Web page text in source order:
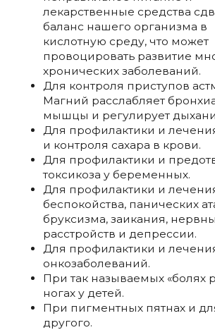
лекарственные средства
баланс нашего организма в
кислотную среду, что может
провоцировать развитие
хронических заболеваний.
Для контроля приступов
Магний расслабляет
мышцы и регулирует
Для профилактики и
и контроля сахара в крови.
Для профилактики и
токсикоза у беременных.
Для профилактики и
беспокойства, панических
бруксизма, заикания,
расстройств и депрессии.
Для профилактики и
онкозаболеваний.
При так называемых «болях
ногах у детей.
При пигментных пятнах и
другого.